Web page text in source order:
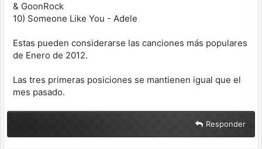
& GoonRock
10) Someone Like You - Adele
Estas pueden considerarse las canciones más populares
de Enero de 2012.
Las tres primeras posiciones se mantienen igual que el
mes pasado.
Responder